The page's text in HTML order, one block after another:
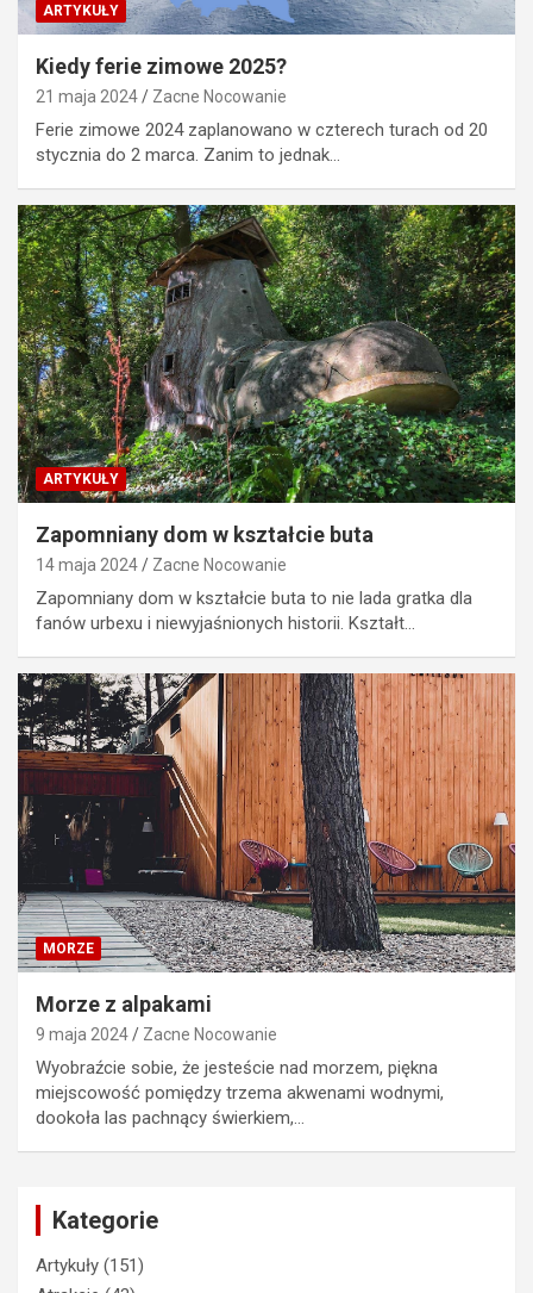
ARTYKUŁY
Kiedy ferie zimowe 2025?
21 maja 2024 Zacne Nocowanie
Ferie zimowe 2024 zaplanowano w czterech turach od 20
stycznia do 2 marca. Zanim to jednak…
ARTYKUŁY
Zapomniany dom w kształcie buta
14 maja 2024 Zacne Nocowanie
Zapomniany dom w kształcie buta to nie lada gratka dla
fanów urbexu i niewyjaśnionych historii. Kształt…
MORZE
Morze z alpakami
9 maja 2024 Zacne Nocowanie
Wyobraźcie sobie, że jesteście nad morzem, piękna
miejscowość pomiędzy trzema akwenami wodnymi,
dookoła las pachnący świerkiem,…
Kategorie
Artykuły (151)